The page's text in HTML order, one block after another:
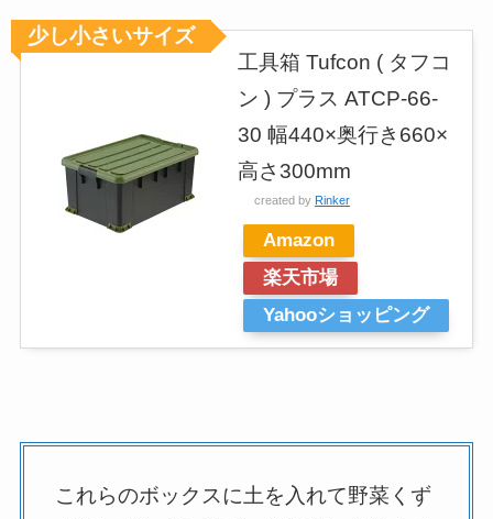
工具箱 Tufcon ( タフコ
ン ) プラス ATCP-66-
30 幅440×奥行き660×
高さ300mm
created by Rinker
Amazon
楽天市場
Yahooショッピング
少し小さいサイズ
これらのボックスに土を入れて野菜くず